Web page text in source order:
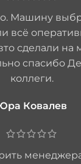
Машину
всё
сделали на
спасибо
коллеги.
Ковалев